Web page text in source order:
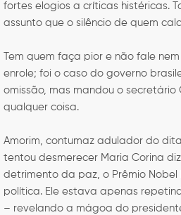
fortes elogios a críticas histéricas.
assunto que o silêncio de quem
Tem quem faça pior e não fale
enrole; foi o caso do governo
omissão, mas mandou o secretário
qualquer coisa.
Amorim, contumaz adulador do
tentou desmerecer Maria Corina
detrimento da paz, o Prêmio
política. Ele estava apenas
– revelando a mágoa do